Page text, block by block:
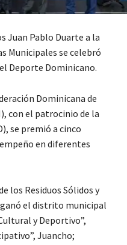
Juan Pablo Duarte a la
Municipales se celebró
Deporte Dominicano.
Dominicana de
con el patrocinio de la
se premió a cinco
en diferentes
los Residuos Sólidos y
el distrito municipal
y Deportivo”,
Juancho;